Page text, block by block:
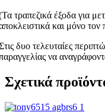
τραπεζικά έξοδα για
και μόνο τον
δυο τελευταίες
να
Σχετικά